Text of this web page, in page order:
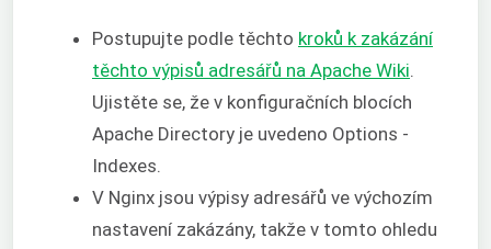
Postupujte podle těchto kroků k zakázání
těchto výpisů adresářů na Apache Wiki.
Ujistěte se, že v konfiguračních blocích
Apache Directory je uvedeno Options -
Indexes.
V Nginx jsou výpisy adresářů ve výchozím
nastavení zakázány, takže v tomto ohledu